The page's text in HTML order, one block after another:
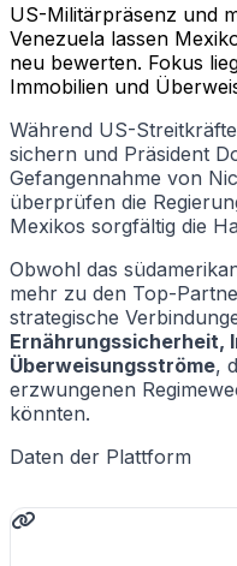
US-Militärpräsenz und
Venezuela lassen
neu bewerten. Fokus
Immobilien und
Während US-
sichern und Präsident
Gefangennahme von
überprüfen die
Mexikos sorgfältig die
Obwohl das
mehr zu den Top-
strategische
Ernährungssicherheit,
Überweisungsströme,
erzwungenen
könnten.
Daten der Plattform